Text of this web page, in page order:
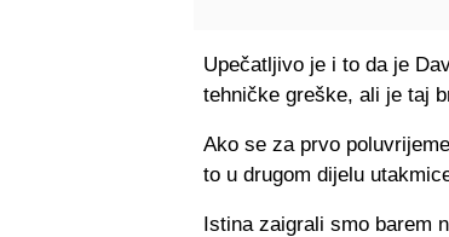
Upečatljivo je i to da je
tehničke greške, ali je taj
Ako se za prvo
to u drugom dijelu
Istina zaigrali smo barem